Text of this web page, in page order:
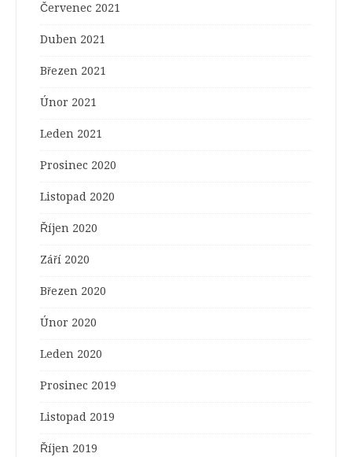
Červenec 2021
Duben 2021
Březen 2021
Únor 2021
Leden 2021
Prosinec 2020
Listopad 2020
Říjen 2020
Září 2020
Březen 2020
Únor 2020
Leden 2020
Prosinec 2019
Listopad 2019
Říjen 2019